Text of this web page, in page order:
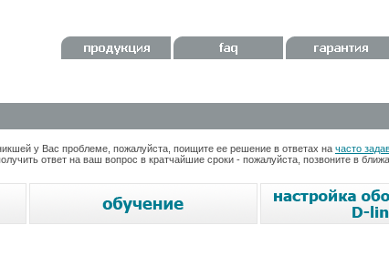
у Вас проблеме, пожалуйста, поищите ее решение в ответах на часто
ответ на ваш вопрос в кратчайшие сроки - пожалуйста, позвоните в